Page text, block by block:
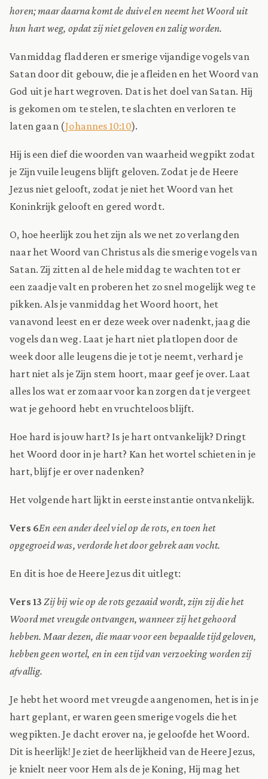
horen; maar daarna komt de duivel en neemt het Woord uit
hun hart weg, opdat zij niet geloven en zalig worden.
Vanmiddag fladderen er smerige vijandige vogels van
Satan door dit gebouw, die je afleiden en het Woord van
God uit je hart wegroven. Dat is het doel van Satan. Hij
is gekomen om te stelen, te slachten en verloren te
laten gaan (Johannes 10:10).
Hij is een dief die woorden van waarheid wegpikt zodat
je Zijn vuile leugens blijft geloven. Zodat je de Heere
Jezus niet gelooft, zodat je niet het Woord van het
Koninkrijk gelooft en gered wordt.
O, hoe heerlijk zou het zijn als we net zo verlangden
naar het Woord van Christus als die smerige vogels van
Satan. Zij zitten al de hele middag te wachten tot er
een zaadje valt en proberen het zo snel mogelijk weg te
pikken. Als je vanmiddag het Woord hoort, het
vanavond leest en er deze week over nadenkt, jaag die
vogels dan weg. Laat je hart niet platlopen door de
week door alle leugens die je tot je neemt, verhard je
hart niet als je Zijn stem hoort, maar geef je over. Laat
alles los wat er zomaar voor kan zorgen dat je vergeet
wat je gehoord hebt en vruchteloos blijft.
Hoe hard is jouw hart? Is je hart ontvankelijk? Dringt
het Woord door in je hart? Kan het wortel schieten in je
hart, blijf je er over nadenken?
Het volgende hart lijkt in eerste instantie ontvankelijk.
Vers 6En een ander deel viel op de rots, en toen het
opgegroeid was, verdorde het door gebrek aan vocht.
En dit is hoe de Heere Jezus dit uitlegt:
Vers 13 Zij bij wie op de rots gezaaid wordt, zijn zij die het
Woord met vreugde ontvangen, wanneer zij het gehoord
hebben. Maar dezen, die maar voor een bepaalde tijd geloven,
hebben geen wortel, en in een tijd van verzoeking worden zij
afvallig.
Je hebt het woord met vreugde aangenomen, het is in je
hart geplant, er waren geen smerige vogels die het
wegpikten. Je dacht erover na, je geloofde het Woord.
Dit is heerlijk! Je ziet de heerlijkheid van de Heere Jezus,
je knielt neer voor Hem als de je Koning, Hij mag het